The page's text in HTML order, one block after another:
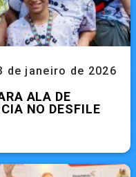
de janeiro de 2026
ALA DE
NO DESFILE